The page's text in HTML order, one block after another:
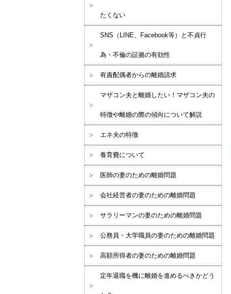
たくない
SNS（LINE、Facebook等）と不貞行
為・不倫の証拠の有効性
有責配偶者からの離婚請求
マザコン夫と離婚したい！マザコン夫の
特徴や離婚の際の傾向について解説
エネ夫の特徴
養育費について
医師の妻のための離婚問題
会社経営者の妻のための離婚問題
サラリーマンの妻のための離婚問題
公務員・大学職員の妻のための離婚問題
高額所得者の妻のための離婚問題
定年退職を機に離婚を進めるべきかどう